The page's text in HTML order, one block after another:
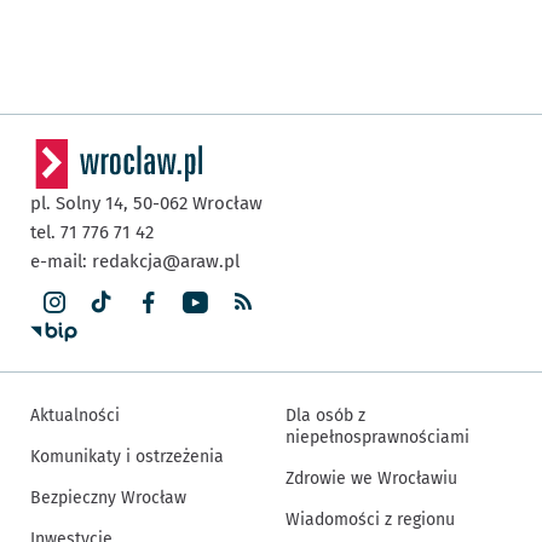
pl. Solny 14, 50-062 Wrocław
tel. 71 776 71 42
e-mail: redakcja@araw.pl
Aktualności
Komunikaty i ostrzeżenia
Bezpieczny Wrocław
Dla osób z
niepełnosprawnościami
Zdrowie we Wrocławiu
Wiadomości z regionu